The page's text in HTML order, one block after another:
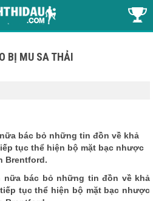
BỊ MU SA THẢI
bác bỏ những tin đồn về khả
tục thể hiện bộ mặt bạc nhược
Brentford.
nữa bác bỏ những tin đồn về khả
tục thể hiện bộ mặt bạc nhược